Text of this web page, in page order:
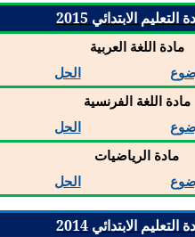
الابتدائي 2015
مادة اللغة العربية
الحل
مادة اللغة الفرنسية
الحل
مادة الرياضيات
الحل
التعليم الابتدائي 2014